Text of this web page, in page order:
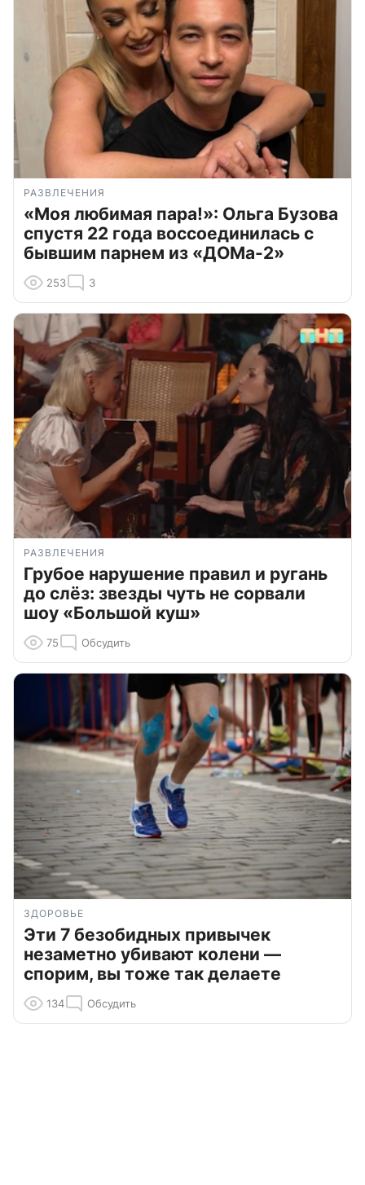
РАЗВЛЕЧЕНИЯ
«Моя любимая пара!»: Ольга Бузова
спустя 22 года воссоединилась с
бывшим парнем из «ДОМа-2»
253 3
РАЗВЛЕЧЕНИЯ
Грубое нарушение правил и ругань
до слёз: звезды чуть не сорвали
шоу «Большой куш»
75 Обсудить
ЗДОРОВЬЕ
Эти 7 безобидных привычек
незаметно убивают колени —
спорим, вы тоже так делаете
134 Обсудить